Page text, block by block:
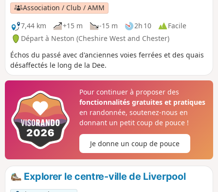
Association / Club / AMM
7,44 km
+15 m -15 m 2h 10
Facile
Départ à Neston (Cheshire West and Chester)
Échos du passé avec d'anciennes voies ferrées et des quais
désaffectés le long de la Dee.
Pour continuer à proposer des
fonctionnalités gratuites et pratiques
en randonnée, soutenez-nous en
donnant un petit coup de pouce !
Je donne un coup de pouce
Explorer le centre-ville de Liverpool